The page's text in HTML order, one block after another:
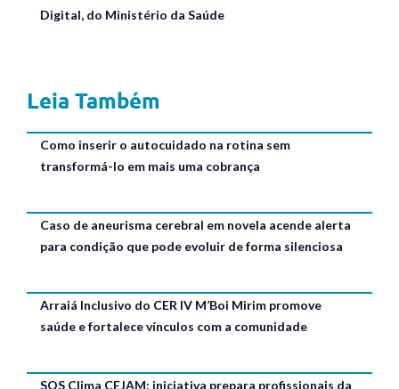
Digital, do Ministério da Saúde
Leia Também
Como inserir o autocuidado na rotina sem
transformá-lo em mais uma cobrança
Caso de aneurisma cerebral em novela acende alerta
para condição que pode evoluir de forma silenciosa
Arraiá Inclusivo do CER IV M’Boi Mirim promove
saúde e fortalece vínculos com a comunidade
SOS Clima CEJAM: iniciativa prepara profissionais da